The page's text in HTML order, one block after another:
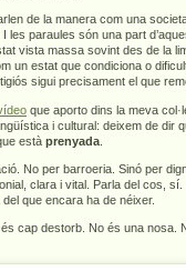
de la manera com una
les paraules són una part
vista massa sovint des de la
un estat que condiciona o
sigui precisament el que
que aporto dins la meva
i cultural: deixem de dir
està prenyada
No per barroeria. Sinó per
clara i vital. Parla del cos,
que encara ha de néixer.
cap destorb. No és una nosa.